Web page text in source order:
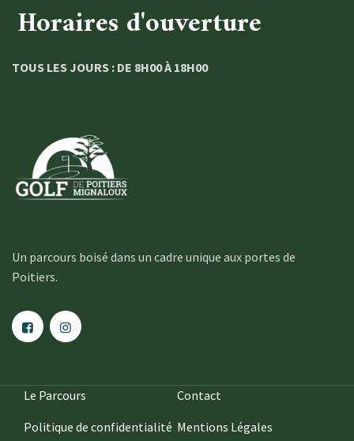
Horaires d'ouverture
TOUS LES JOURS : DE 8H00 À 18H00
Un parcours boisé dans un cadre unique aux portes de
Poitiers.
Le Parcours
Contact
Politique de confidentialité Mentions Légales